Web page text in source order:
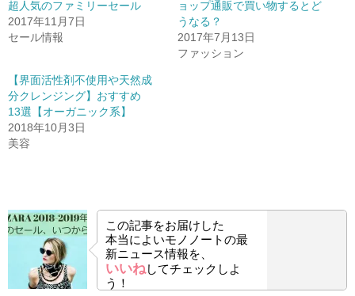
超人気のファミリーセール
2017年11月7日
セール情報
ョップ通販で買い物するとど
うなる？
2017年7月13日
ファッション
【界面活性剤不使用や天然成
分クレンジング】おすすめ
13選【オーガニック系】
2018年10月3日
美容
この記事をお届けした
本当によいモノノートの最
新ニュース情報を、
いいねしてチェックしよ
う！